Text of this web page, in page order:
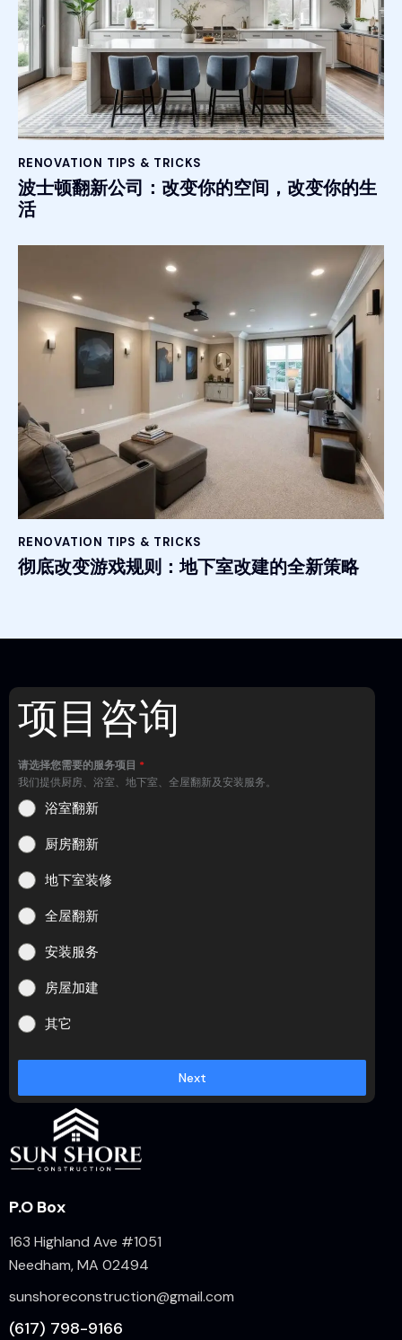
RENOVATION TIPS & TRICKS
波士顿翻新公司：改变你的空间，改变你的生
活
RENOVATION TIPS & TRICKS
彻底改变游戏规则：地下室改建的全新策略
项目咨询
请选择您需要的服务项目 *
我们提供厨房、浴室、地下室、全屋翻新及安装服务。
浴室翻新
厨房翻新
地下室装修
全屋翻新
安装服务
房屋加建
其它
Next
P.O Box
163 Highland Ave #1051
Needham, MA 02494
sunshoreconstruction@gmail.com
(617) 798-9166